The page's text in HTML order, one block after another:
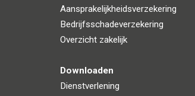
Aansprakelijkheidsverzekering
Bedrijfsschadeverzekering
Overzicht zakelijk
Downloaden
Dienstverlening